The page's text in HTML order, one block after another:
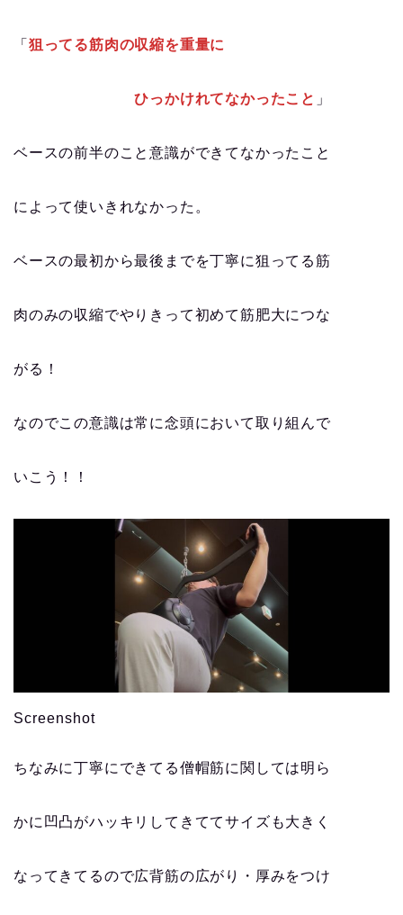
「 狙ってる筋肉の収縮を重量に
ひっかけれてなかったこと 」
ベースの前半のこと意識ができてなかったこと
によって使いきれなかった。
ベースの最初から最後までを丁寧に狙ってる筋
肉のみの収縮でやりきって初めて筋肥大につな
がる！
なのでこの意識は常に念頭において取り組んで
いこう！！
Screenshot
ちなみに丁寧にできてる僧帽筋に関しては明ら
かに凹凸がハッキリしてきててサイズも大きく
なってきてるので広背筋の広がり・厚みをつけ